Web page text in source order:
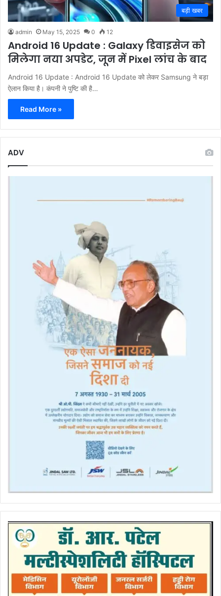
बड़ी खबर
admin May 15, 2025 0 12
Android 16 Update : Galaxy डिवाइसेज को
मिलेगा नया अपडेट, जून में Pixel लांच के बाद
Android 16 Update : Android 16 Update को लेकर Samsung ने बड़ा
ऐलान किया है। कंपनी ने पुष्टि की है…
Read More »
ADV